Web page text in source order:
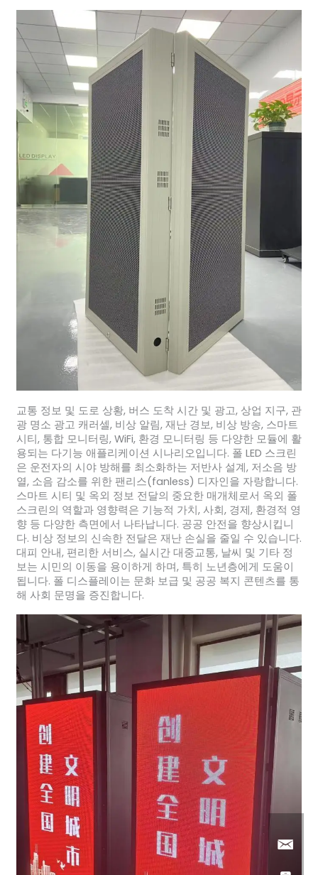
교통 정보 및 도로 상황, 버스 도착 시간 및 광고, 상업 지구, 관
광 명소 광고 캐러셀, 비상 알림, 재난 경보, 비상 방송, 스마트
시티, 통합 모니터링, WiFi, 환경 모니터링 등 다양한 모듈에 활
용되는 다기능 애플리케이션 시나리오입니다. 폴 LED 스크린
은 운전자의 시야 방해를 최소화하는 저반사 설계, 저소음 방
열, 소음 감소를 위한 팬리스(fanless) 디자인을 자랑합니다.
스마트 시티 및 옥외 정보 전달의 중요한 매개체로서 옥외 폴
스크린의 역할과 영향력은 기능적 가치, 사회, 경제, 환경적 영
향 등 다양한 측면에서 나타납니다. 공공 안전을 향상시킵니
다. 비상 정보의 신속한 전달은 재난 손실을 줄일 수 있습니다.
대피 안내, 편리한 서비스, 실시간 대중교통, 날씨 및 기타 정
보는 시민의 이동을 용이하게 하며, 특히 노년층에게 도움이
됩니다. 폴 디스플레이는 문화 보급 및 공공 복지 콘텐츠를 통
해 사회 문명을 증진합니다.